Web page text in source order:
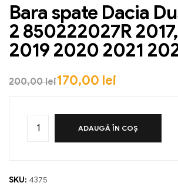
Bara spate Dacia
2 850222027R
2019 2020 2021
200,00lei170,00 lei
ADAUGĂ ÎN COȘ
SKU: 4375